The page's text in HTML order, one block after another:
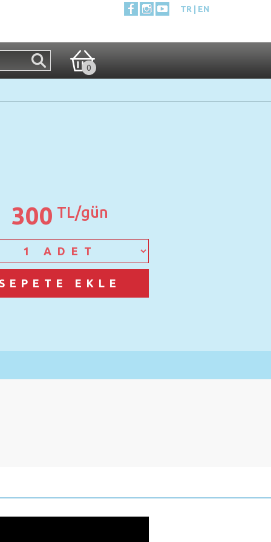
TR EN
0
300 TL/gün